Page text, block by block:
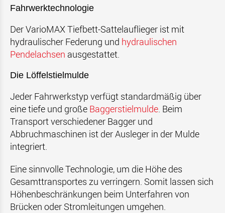
Fahrwerktechnologie
Der VarioMAX Tiefbett-Sattelauflieger ist mit
hydraulischer Federung und hydraulischen
Pendelachsen ausgestattet.
Die Löffelstielmulde
Jeder Fahrwerkstyp verfügt standardmäßig über
eine tiefe und große Baggerstielmulde . Beim
Transport verschiedener Bagger und
Abbruchmaschinen ist der Ausleger in der Mulde
integriert.
Eine sinnvolle Technologie, um die Höhe des
Gesamttransportes zu verringern. Somit lassen sich
Höhenbeschränkungen beim Unterfahren von
Brücken oder Stromleitungen umgehen.